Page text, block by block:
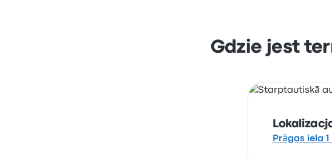
Gdzie jest
Prāgas iela